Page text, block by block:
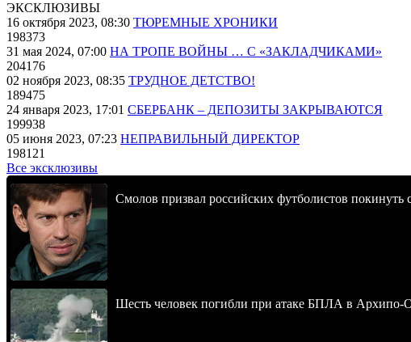
ЭКСКЛЮЗИВЫ
16 октября 2023, 08:30 ТЮРЕМНЫЕ ХРОНИКИ
198373
31 мая 2024, 07:00 НА ТРОПЕ ВОЙНЫ … С «ЗАКЛАДЧИКАМИ»
204176
02 ноября 2023, 08:35 ТРУДНОЕ ДЕТСТВО!
189475
24 января 2023, 17:01 СБЕРБАНК – ДЕПОЗИТЫ ЗАКРЫВАЮТСЯ
199938
05 июня 2023, 07:23 НЕПРАВИЛЬНЫЙ ДИРЕКТОР
198121
Все эксклюзивы
Смолов призвал российских футболистов покинуть
Шесть человек погибли при атаке БПЛА в Архипо-